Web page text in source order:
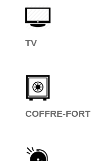
TV
COFFRE-FORT